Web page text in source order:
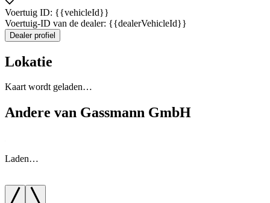
Voertuig ID: {{vehicleId}}
Voertuig-ID van de dealer: {{dealerVehicleId}}
Dealer profiel
Lokatie
Kaart wordt geladen…
Andere van Gassmann GmbH
Laden…